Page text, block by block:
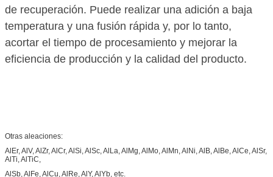
de recuperación. Puede realizar una adición a baja
temperatura y una fusión rápida y, por lo tanto,
acortar el tiempo de procesamiento y mejorar la
eficiencia de producción y la calidad del producto.
Otras aleaciones:
AlEr, AlV, AlZr, AlCr, AlSi, AlSc, AlLa, AlMg, AlMo, AlMn, AlNi, AlB, AlBe, AlCe, AlSr,
AlTi, AlTiC,
AlSb, AlFe, AlCu, AlRe, AlY, AlYb, etc.